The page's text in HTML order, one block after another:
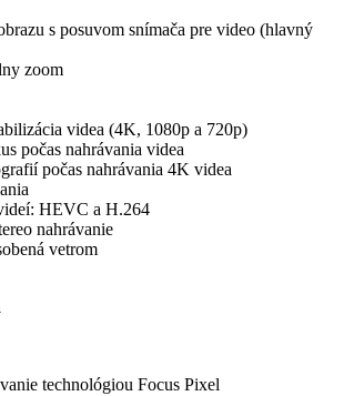
s posuvom snímača pre video (hlavný
zoom
videa (4K, 1080p a 720p)
počas nahrávania videa
počas nahrávania 4K videa
HEVC a H.264
nahrávanie
vetrom
technológiou Focus Pixel